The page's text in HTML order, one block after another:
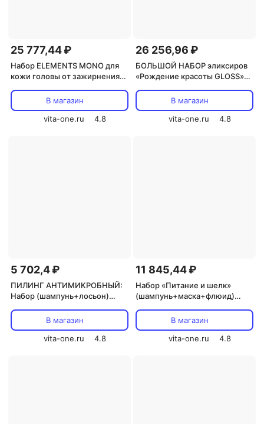
25 777,44 ₽
Набор ELEMENTS MONO для
кожи головы от зажирнения
500мл+400гр+250мл+40мл
В магазин
vita-one.ru
4.8
26 256,96 ₽
БОЛЬШОЙ НАБОР эликсиров
«Рождение красоты GLOSS»
В магазин
vita-one.ru
4.8
5 702,4 ₽
ПИЛИНГ АНТИМИКРОБНЫЙ:
Набор (шампунь+лосьон)
CONCEPT 250мл+125мл
В магазин
vita-one.ru
4.8
11 845,44 ₽
Набор «Питание и шелк»
(шампунь+маска+флюид)
HAIR CONCEPT
1000мл+1000мл+100мл
В магазин
vita-one.ru
4.8